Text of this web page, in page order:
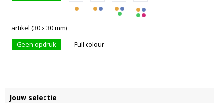
artikel (30 x 30 mm)
Geen opdruk
Full colour
Jouw selectie